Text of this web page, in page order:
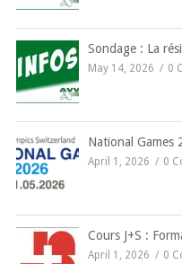
Sondage : La
May 14, 2026 0
National Games
April 1, 2026 0
Cours J+S :
April 1, 2026 0